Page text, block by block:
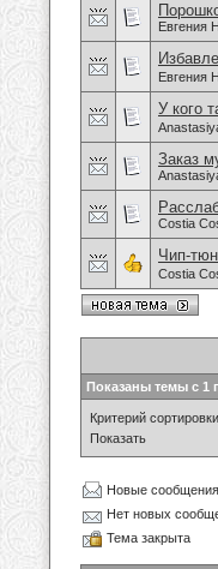
Евгения
Евгения
У кого
Заказ
Costia
Чип-
Costia
Показаны темы с 1
Критерий сортировки
Показать
Новые сообщения
Нет новых
Тема закрыта